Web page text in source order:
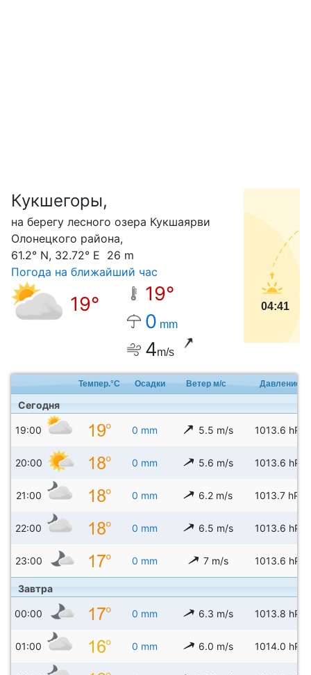
Кукшегоры,
на берегу лесного озера Кукшаярви
Олонецкого района,
61.2° N, 32.72° E 26 m
Погода на ближайший час
19°
19°
0 mm
4m/s
04:41
Темпер.°C Осадки Ветер м/с Давление
Сегодня
19:00 0 mm 5.5 m/s 1013.6 hPa
20:00 0 mm 5.6 m/s 1013.6 hPa
21:00 0 mm 6.2 m/s 1013.7 hPa
22:00 0 mm 6.5 m/s 1013.6 hPa
23:00 0 mm 7 m/s 1013.6 hPa
Завтра
00:00 0 mm 6.3 m/s 1013.8 hPa
01:00 0 mm 6.0 m/s 1014.0 hPa